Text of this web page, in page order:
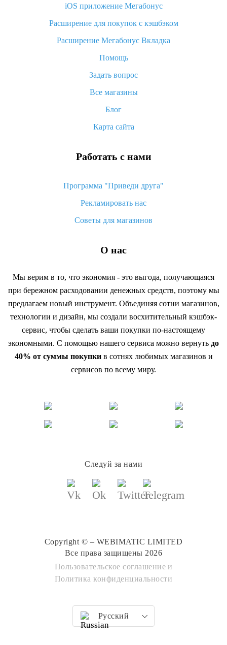
Что такое баллы на Алиэкспресс, как их получить и
«AliExpress Standard Shipping»: что это за метод доставки и
как его отслеживать
Как покупать оптом на Алиэкспресс
Что делать, если не пришел товар с Алиэкспресс
возврата денег
iOS приложение Мегабонус
Расширение для покупок с кэшбэком
Расширение Мегабонус Вкладка
Помощь
Задать вопрос
Все магазины
Блог
Карта сайта
Работать с нами
Программа "Приведи друга"
Рекламировать нас
Советы для магазинов
О нас
Мы верим в то, что экономия - это выгода, получающаяся
при бережном расходовании денежных средств, поэтому мы
предлагаем новый инструмент. Объединяя сотни магазинов,
технологии и дизайн, мы создали восхитительный кэшбэк-
сервис, чтобы сделать ваши покупки по-настоящему
экономными. С помощью нашего сервиса можно вернуть до
40% от суммы покупкив сотнях любимых магазинов и
сервисов по всему миру.
Следуй за нами
Copyright © – WEBIMATIC LIMITED
Все права защищены 2026
Пользовательское соглашение и
Политика конфиденциальности
Русский